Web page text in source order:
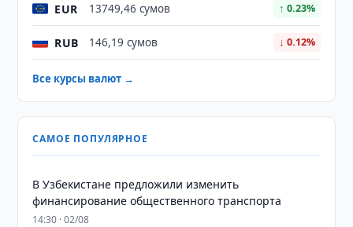
EUR 13749,46 сумов ↑ 0.23%
RUB 146,19 сумов ↓ 0.12%
Все курсы валют →
САМОЕ ПОПУЛЯРНОЕ
В Узбекистане предложили изменить
финансирование общественного транспорта
14:30 · 02/08